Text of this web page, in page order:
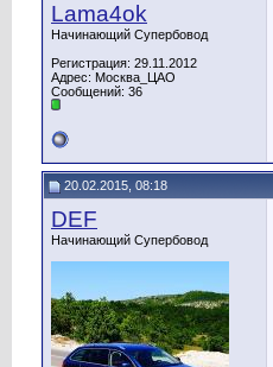
Lama4ok
Начинающий Супербовод
Регистрация: 29.11.2012
Адрес: Москва_ЦАО
Сообщений: 36
20.02.2015, 08:18
DEF
Начинающий Супербовод